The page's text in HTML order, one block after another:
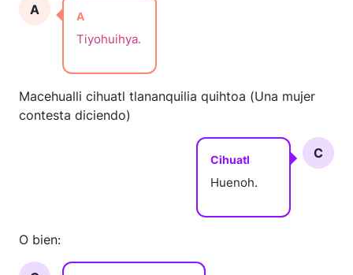
A A
Tiyohuihya.
Macehualli cihuatl tlananquilia quihtoa (Una mujer
contesta diciendo)
C
Cihuatl
Huenoh.
O bien: